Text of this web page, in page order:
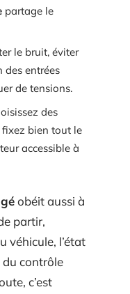
partage le
le bruit, éviter
des entrées
de tensions.
des
bien tout le
accessible à
obéit aussi à
partir,
véhicule, l’état
du contrôle
c’est